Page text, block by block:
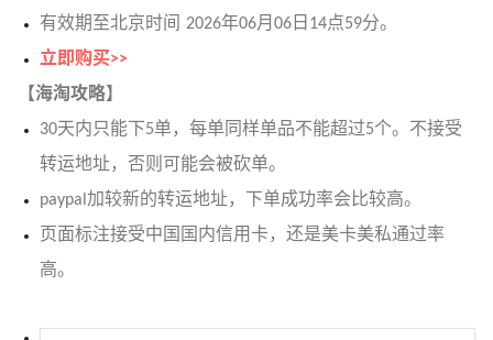
有效期至北京时间 2026年06月06日14点59分。
立即购买>>
【海淘攻略】
30天内只能下5单，每单同样单品不能超过5个。不接受
转运地址，否则可能会被砍单。
paypal加较新的转运地址，下单成功率会比较高。
页面标注接受中国国内信用卡，还是美卡美私通过率
高。